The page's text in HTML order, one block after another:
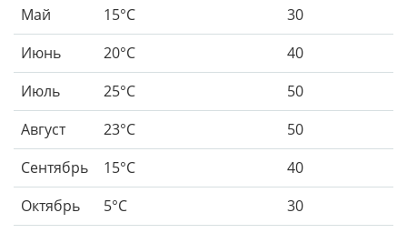
Май
15°С
30
Июнь
20°С
40
Июль
25°С
50
Август
23°С
50
Сентябрь
15°С
40
Октябрь
5°С
30